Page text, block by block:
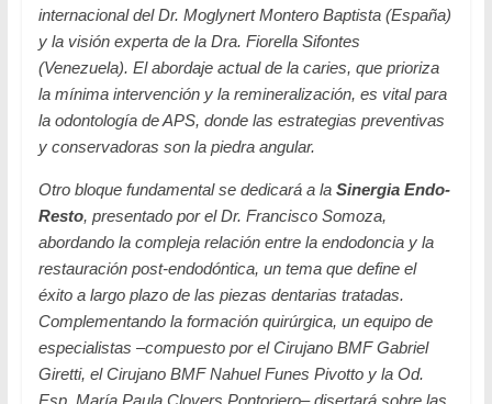
internacional del Dr. Moglynert Montero Baptista (España)
y la visión experta de la Dra. Fiorella Sifontes
(Venezuela). El abordaje actual de la caries, que prioriza
la mínima intervención y la remineralización, es vital para
la odontología de APS, donde las estrategias preventivas
y conservadoras son la piedra angular.
Otro bloque fundamental se dedicará a la Sinergia Endo-
Resto, presentado por el Dr. Francisco Somoza,
abordando la compleja relación entre la endodoncia y la
restauración post-endodóntica, un tema que define el
éxito a largo plazo de las piezas dentarias tratadas.
Complementando la formación quirúrgica, un equipo de
especialistas –compuesto por el Cirujano BMF Gabriel
Giretti, el Cirujano BMF Nahuel Funes Pivotto y la Od.
Esp. María Paula Clovers Pontoriero– disertará sobre las